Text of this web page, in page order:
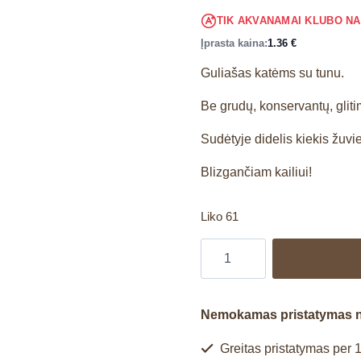
TIK AKVANAMAI KLUBO
Įprasta kaina:1.36 €
Guliašas katėms su tunu.
Be grudų, konservantų,
Sudėtyje didelis kiekis
Blizgančiam kailiui!
Liko 61
Nemokamas pristatymas
Greitas pristatymas per